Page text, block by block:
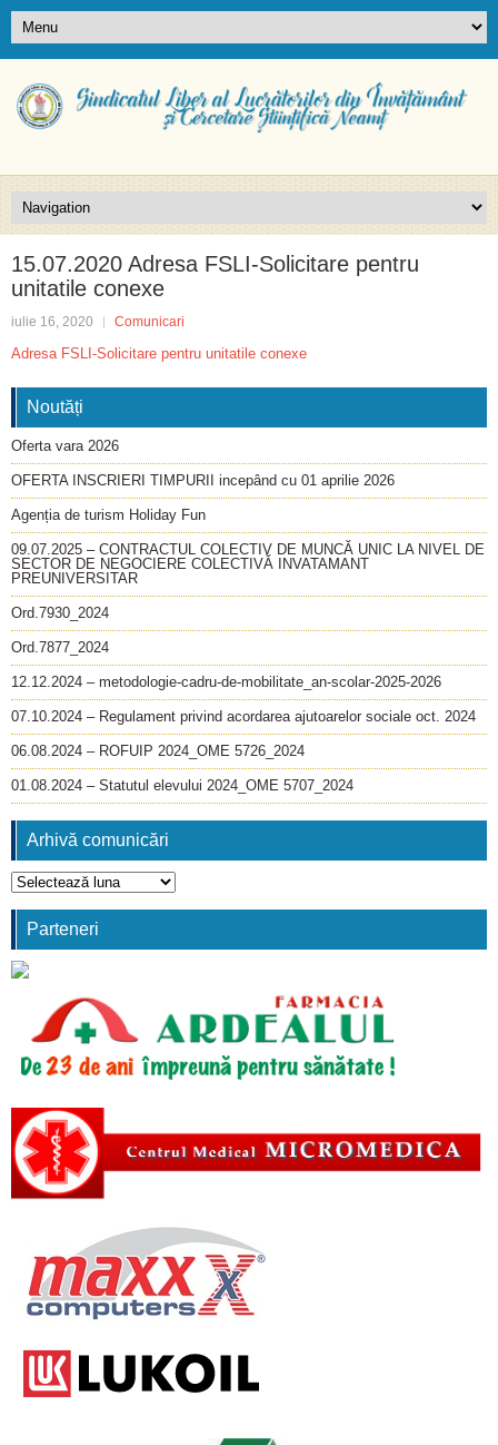
15.07.2020 Adresa FSLI-Solicitare pentru
unitatile conexe
iulie 16, 2020 Comunicari
Adresa FSLI-Solicitare pentru unitatile conexe
Noutăți
Oferta vara 2026
OFERTA INSCRIERI TIMPURII incepând cu 01 aprilie 2026
Agenția de turism Holiday Fun
09.07.2025 – CONTRACTUL COLECTIV DE MUNCĂ UNIC LA NIVEL DE
SECTOR DE NEGOCIERE COLECTIVĂ INVATAMANT
PREUNIVERSITAR
Ord.7930_2024
Ord.7877_2024
12.12.2024 – metodologie-cadru-de-mobilitate_an-scolar-2025-2026
07.10.2024 – Regulament privind acordarea ajutoarelor sociale oct. 2024
06.08.2024 – ROFUIP 2024_OME 5726_2024
01.08.2024 – Statutul elevului 2024_OME 5707_2024
Arhivă comunicări
Arhivă
comunicări
Parteneri